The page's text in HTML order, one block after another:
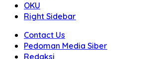
OKU
Right Sidebar
Contact Us
Pedoman Media Siber
Redaksi